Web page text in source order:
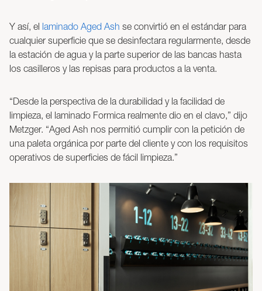
Y así, el laminado Aged Ash se convirtió en el estándar para
cualquier superficie que se desinfectara regularmente, desde
la estación de agua y la parte superior de las bancas hasta
los casilleros y las repisas para productos a la venta.
“Desde la perspectiva de la durabilidad y la facilidad de
limpieza, el laminado Formica realmente dio en el clavo,” dijo
Metzger. “Aged Ash nos permitió cumplir con la petición de
una paleta orgánica por parte del cliente y con los requisitos
operativos de superficies de fácil limpieza.”